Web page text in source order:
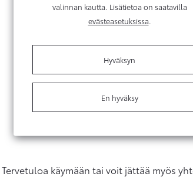
Tervetuloa käymään tai voit jättää myös
valinnan kautta. Lisätietoa on saatavilla
evästeasetuksissa.
Hyväksyn
En hyväksy